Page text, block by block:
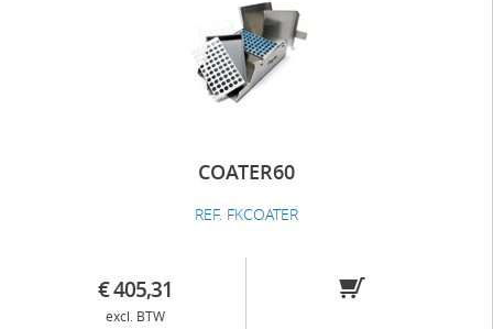
COATER60
REF. FKCOATER
€ 405,31
excl. BTW